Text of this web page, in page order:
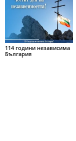
114 години независима
България